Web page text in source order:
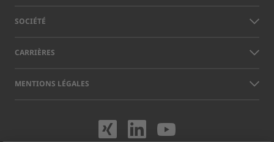
SOCIÉTÉ
CARRIÈRES
MENTIONS LÉGALES
Rendez-nous
Rendez-